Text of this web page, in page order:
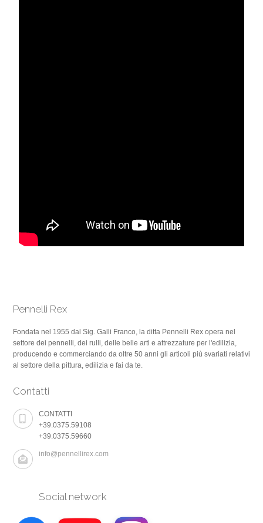
Pennelli Rex
Fondata nel 1955 dal Sig. Galli Franco, la ditta Pennelli Rex opera nel
settore dei pennelli, dei rulli, delle belle arti e attrezzature per l'edilizia,
producendo e commerciando da oltre 50 anni gli articoli più svariati relativi
al settore della pittura, edilizia e fai da te.
Contatti
CONTATTI
+39.0375.59108
+39.0375.59660
info@pennellirex.com
Social network